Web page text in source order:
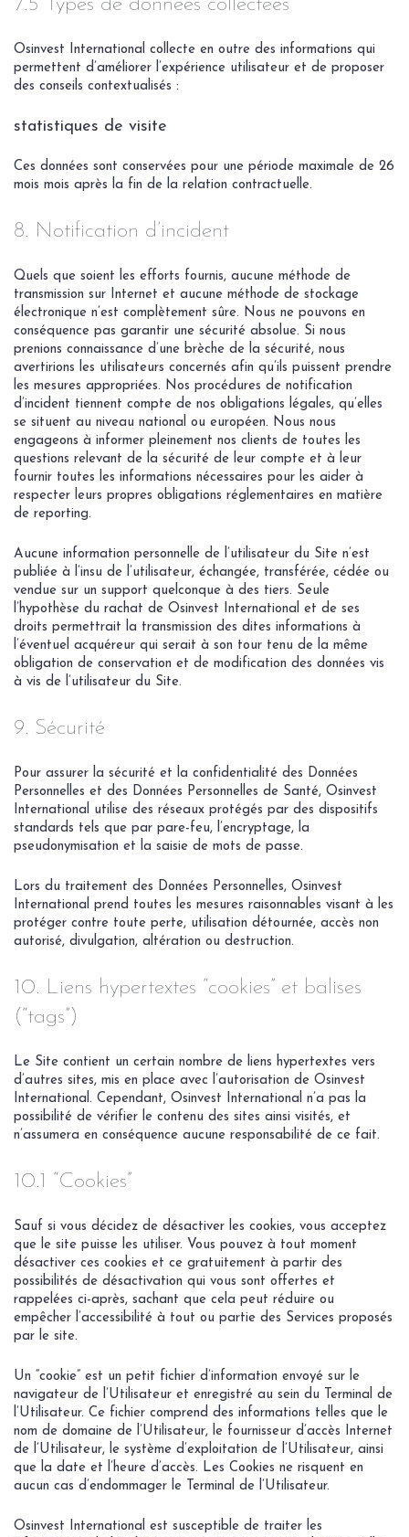
7.5 Types de données collectées
Osinvest International collecte en outre des informations qui
permettent d’améliorer l’expérience utilisateur et de proposer
des conseils contextualisés :
statistiques de visite
Ces données sont conservées pour une période maximale de 26
mois mois après la fin de la relation contractuelle.
8. Notification d’incident
Quels que soient les efforts fournis, aucune méthode de
transmission sur Internet et aucune méthode de stockage
électronique n’est complètement sûre. Nous ne pouvons en
conséquence pas garantir une sécurité absolue. Si nous
prenions connaissance d’une brèche de la sécurité, nous
avertirions les utilisateurs concernés afin qu’ils puissent prendre
les mesures appropriées. Nos procédures de notification
d’incident tiennent compte de nos obligations légales, qu’elles
se situent au niveau national ou européen. Nous nous
engageons à informer pleinement nos clients de toutes les
questions relevant de la sécurité de leur compte et à leur
fournir toutes les informations nécessaires pour les aider à
respecter leurs propres obligations réglementaires en matière
de reporting.
Aucune information personnelle de l’utilisateur du Site n’est
publiée à l’insu de l’utilisateur, échangée, transférée, cédée ou
vendue sur un support quelconque à des tiers. Seule
l’hypothèse du rachat de Osinvest International et de ses
droits permettrait la transmission des dites informations à
l’éventuel acquéreur qui serait à son tour tenu de la même
obligation de conservation et de modification des données vis
à vis de l’utilisateur du Site.
9. Sécurité
Pour assurer la sécurité et la confidentialité des Données
Personnelles et des Données Personnelles de Santé, Osinvest
International utilise des réseaux protégés par des dispositifs
standards tels que par pare-feu, l’encryptage, la
pseudonymisation et la saisie de mots de passe.
Lors du traitement des Données Personnelles, Osinvest
International prend toutes les mesures raisonnables visant à les
protéger contre toute perte, utilisation détournée, accès non
autorisé, divulgation, altération ou destruction.
10. Liens hypertextes “cookies” et balises
(“tags”)
Le Site contient un certain nombre de liens hypertextes vers
d’autres sites, mis en place avec l’autorisation de Osinvest
International. Cependant, Osinvest International n’a pas la
possibilité de vérifier le contenu des sites ainsi visités, et
n’assumera en conséquence aucune responsabilité de ce fait.
10.1 “Cookies”
Sauf si vous décidez de désactiver les cookies, vous acceptez
que le site puisse les utiliser. Vous pouvez à tout moment
désactiver ces cookies et ce gratuitement à partir des
possibilités de désactivation qui vous sont offertes et
rappelées ci-après, sachant que cela peut réduire ou
empêcher l’accessibilité à tout ou partie des Services proposés
par le site.
Un “cookie” est un petit fichier d’information envoyé sur le
navigateur de l’Utilisateur et enregistré au sein du Terminal de
l’Utilisateur. Ce fichier comprend des informations telles que le
nom de domaine de l’Utilisateur, le fournisseur d’accès Internet
de l’Utilisateur, le système d’exploitation de l’Utilisateur, ainsi
que la date et l’heure d’accès. Les Cookies ne risquent en
aucun cas d’endommager le Terminal de l’Utilisateur.
Osinvest International est susceptible de traiter les